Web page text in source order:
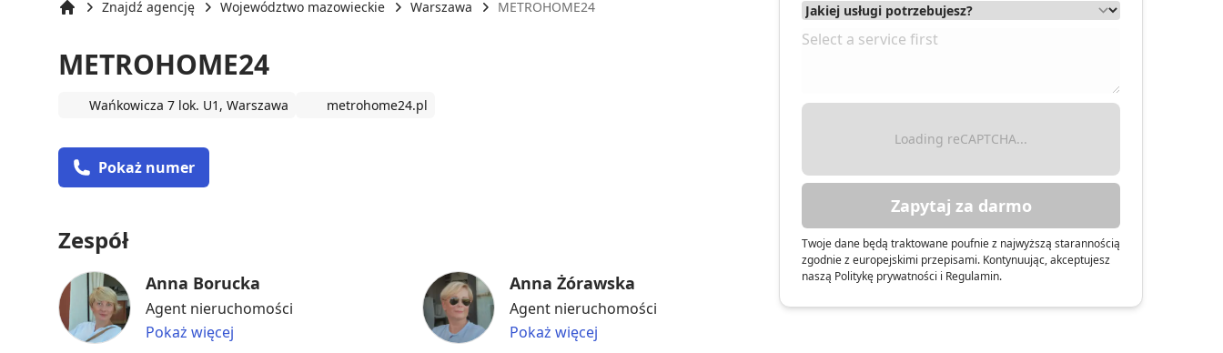
Znajdź agencję Województwo mazowieckie Warszawa METROHOME24
METROHOME24
Wańkowicza 7 lok. U1, Warszawa metrohome24.pl
Pokaż numer
Zespół
Anna Borucka
Agent nieruchomości
Pokaż więcej
Anna Żórawska
Agent nieruchomości
Pokaż więcej
Loading reCAPTCHA...
Zapytaj za darmo
Twoje dane będą traktowane poufnie z najwyższą starannością
zgodnie z europejskimi przepisami. Kontynuując, akceptujesz
naszą Politykę prywatności i Regulamin.